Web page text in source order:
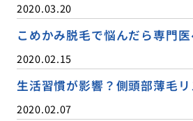
2020.03.20
こめかみ脱毛で悩んだら専門医
2020.02.15
生活習慣が影響？側頭部薄毛リ
2020.02.07